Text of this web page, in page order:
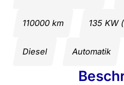
110000 km 135 KW
Diesel Automatik